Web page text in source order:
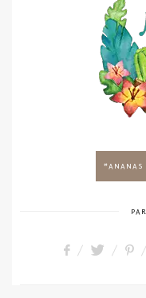
ANANAS